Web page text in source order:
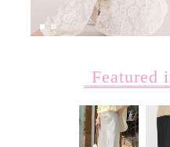
Featured